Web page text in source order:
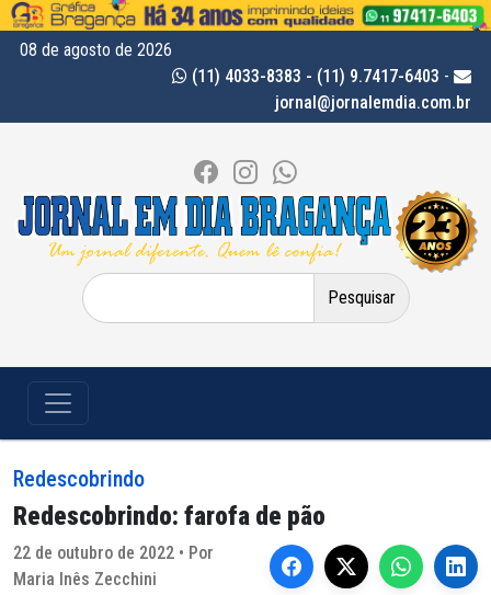
08 de agosto de 2026
(11) 4033-8383 - (11) 9.7417-6403 -
jornal@jornalemdia.com.br
Pesquisar
por:
Redescobrindo
Redescobrindo: farofa de pão
22 de outubro de 2022 • Por
Maria Inês Zecchini